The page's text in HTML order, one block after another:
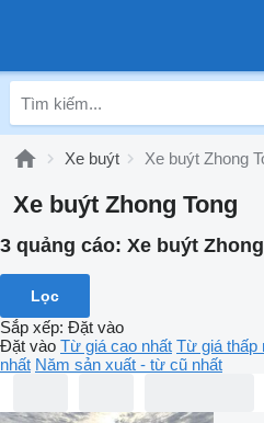
Xe buýt Xe buýt Zhong
Xe buýt Zhong Tong
3 quảng cáo: Xe buýt
Lọc
Sắp xếp: Đặt vào
Đặt vào Từ giá cao nhất Từ giá thấp
nhất Năm sản xuất - từ cũ nhất